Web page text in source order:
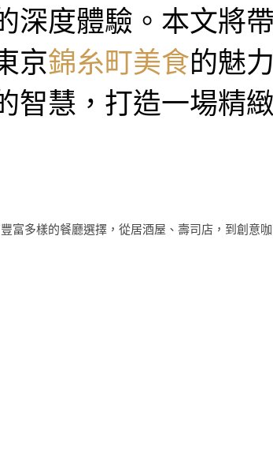
深度體驗。本文將
京錦糸町美食的魅
智慧，打造一場精
富多樣的餐廳選擇，從居酒屋、壽司店，到創意